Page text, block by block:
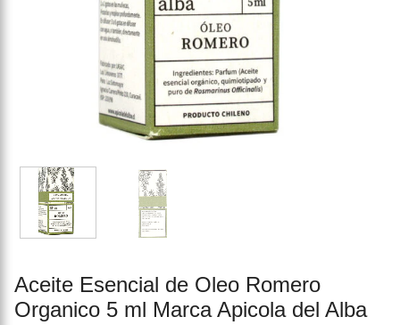
Aceite Esencial de Oleo Romero
Organico 5 ml Marca Apicola del Alba